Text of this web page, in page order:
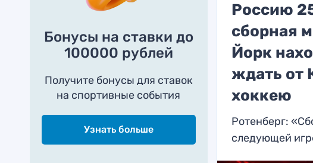
Бонусы на ставки до
100000 рублей
Получите бонусы для ставок
на спортивные события
Узнать больше
Россию
сборная
Йорк
ждать от
хоккею
Ротенберг:
следующей